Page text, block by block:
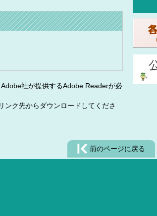
社が提供するAdobe Readerが必
ク先からダウンロードしてくださ
前のページに戻る